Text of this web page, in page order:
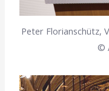
Peter Florianschütz,
©